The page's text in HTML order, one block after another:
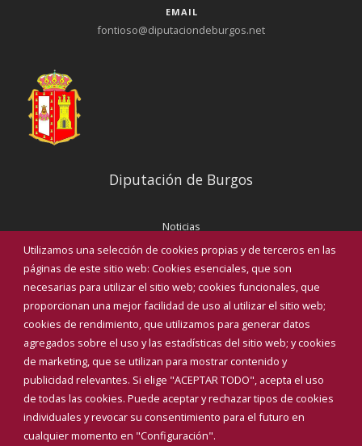
Utilizamos una selección de cookies propias y de terceros en las
páginas de este sitio web: Cookies esenciales, que son
necesarias para utilizar el sitio web; cookies funcionales, que
proporcionan una mejor facilidad de uso al utilizar el sitio web;
cookies de rendimiento, que utilizamos para generar datos
agregados sobre el uso y las estadísticas del sitio web; y cookies
de marketing, que se utilizan para mostrar contenido y
publicidad relevantes. Si elige "ACEPTAR TODO", acepta el uso
de todas las cookies. Puede aceptar y rechazar tipos de cookies
individuales y revocar su consentimiento para el futuro en
cualquier momento en "Configuración".
EMAIL
fontioso@diputaciondeburgos.net
Diputación de Burgos
Noticias
Eventos
Corporación Municipal
Teléfonos de interés
INICIAR SESIÓN
MAPA WEB